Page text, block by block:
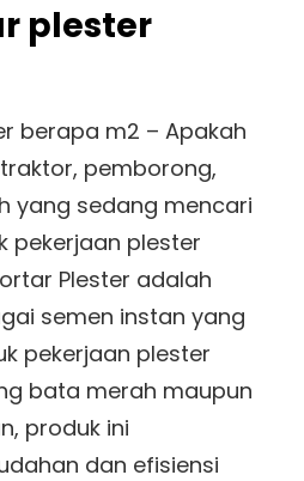
plester
berapa m2 – Apakah
pemborong,
yang sedang mencari
pekerjaan plester
Plester adalah
semen instan yang
pekerjaan plester
bata merah maupun
produk ini
dan efisiensi